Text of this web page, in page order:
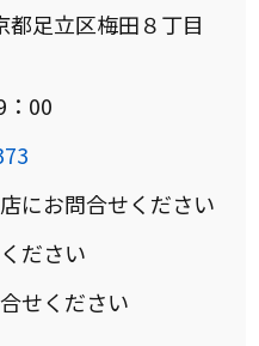
足立区梅田８丁目
：00
にお問合せください
ださい
せください